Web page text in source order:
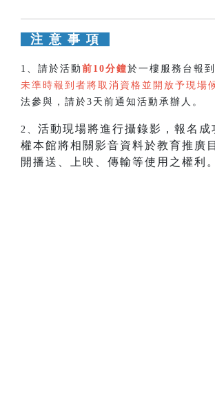
注 意 事 項
1、 請於活動 前10分鐘於一樓服務台報
未準時報到者將取消資格並開放予現場
法參與，請於3天前通知活動承辦人。
2、 活動現場將進行攝錄影，報名成
權本館將相關影音資料於教育推廣
開播送、上映、傳輸等使用之權利。